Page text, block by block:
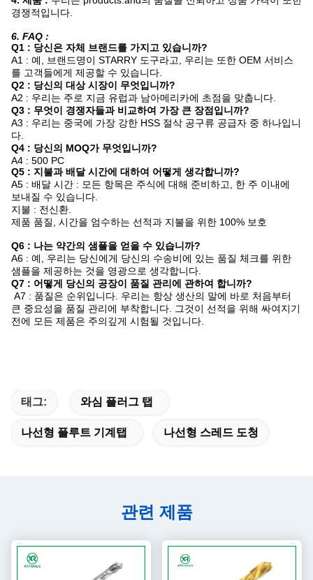
경쟁적입니다.
6. FAQ :
Q1 : 당신은 자체 브랜드를 가지고 있습니까?
A1 : 예, 브랜드명이 STARRY 도구라고, 우리는 또한 OEM 서비스
를 고객들에게 제공할 수 있습니다.
Q2 : 당신의 대상 시장이 무엇입니까?
A2 : 우리는 주로 지금 유럽과 남아메리카에 초점을 맞춥니다.
Q3 : 무엇이 경쟁자들과 비교하여 가장 큰 장점입니까?
A3 : 우리는 중국에 가장 강한 HSS 절삭 공구류 공급자 중 하나입니
다.
Q4 : 당신의 MOQ가 무엇입니까?
A4 : 500 PC
Q5 : 지불과 배달 시간에 대하여 어떻게 생각합니까?
A5 : 배달 시간 : 모든 항목은 주식에 대해 준비하고, 한 주 이내에
보내질 수 있습니다.
지불 : 전신환.
제품 품질, 시간을 엄수하는 선적과 지불을 위한 100% 보호
Q6 : 나는 약간의 샘플을 얻을 수 있습니까?
A6 : 예, 우리는 당신에게 당신의 수송비에 있는 품질 체크를 위한
샘플을 제공하는 것을 영광으로 생각합니다.
Q7 : 어떻게 당신의 공장이 품질 관리에 관하여 합니까?
A7 : 품질은 순위입니다. 우리는 항상 생산의 말에 바로 처음부터
큰 중요성을 품질 관리에 부착합니다. 그것이 선적을 위해 싸여지기
전에 모든 제품은 주의깊게 시험될 것입니다.
태그: 와심 플러그 탭
나선형 플루트 기계탭 나선형 스레드 도청
관련 제품